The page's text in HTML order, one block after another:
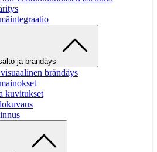
ja brändäys
brändäys
kuvitukset